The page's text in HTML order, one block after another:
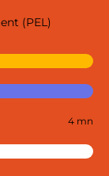
(PEL)
4 mn